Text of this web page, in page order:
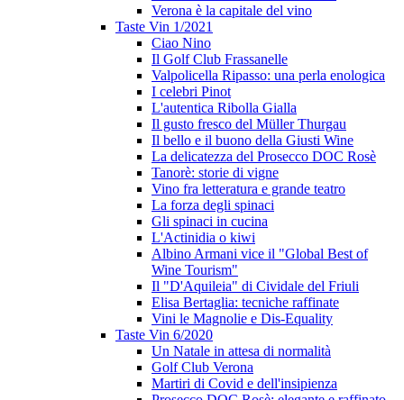
Verona è la capitale del vino
Taste Vin 1/2021
Ciao Nino
Il Golf Club Frassanelle
Valpolicella Ripasso: una perla enologica
I celebri Pinot
L'autentica Ribolla Gialla
Il gusto fresco del Müller Thurgau
Il bello e il buono della Giusti Wine
La delicatezza del Prosecco DOC Rosè
Tanorè: storie di vigne
Vino fra letteratura e grande teatro
La forza degli spinaci
Gli spinaci in cucina
L'Actinidia o kiwi
Albino Armani vice il "Global Best of
Wine Tourism"
Il "D'Aquileia" di Cividale del Friuli
Elisa Bertaglia: tecniche raffinate
Vini le Magnolie e Dis-Equality
Taste Vin 6/2020
Un Natale in attesa di normalità
Golf Club Verona
Martiri di Covid e dell'insipienza